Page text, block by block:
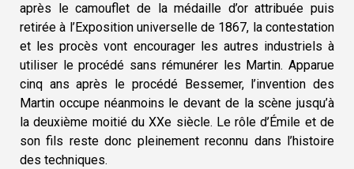
après le camouflet de la médaille d’or attribuée puis
retirée à l’Exposition universelle de 1867, la contestation
et les procès vont encourager les autres industriels à
utiliser le procédé sans rémunérer les Martin. Apparue
cinq ans après le procédé Bessemer, l’invention des
Martin occupe néanmoins le devant de la scène jusqu’à
la deuxième moitié du XXe siècle. Le rôle d’Émile et de
son fils reste donc pleinement reconnu dans l’histoire
des techniques.